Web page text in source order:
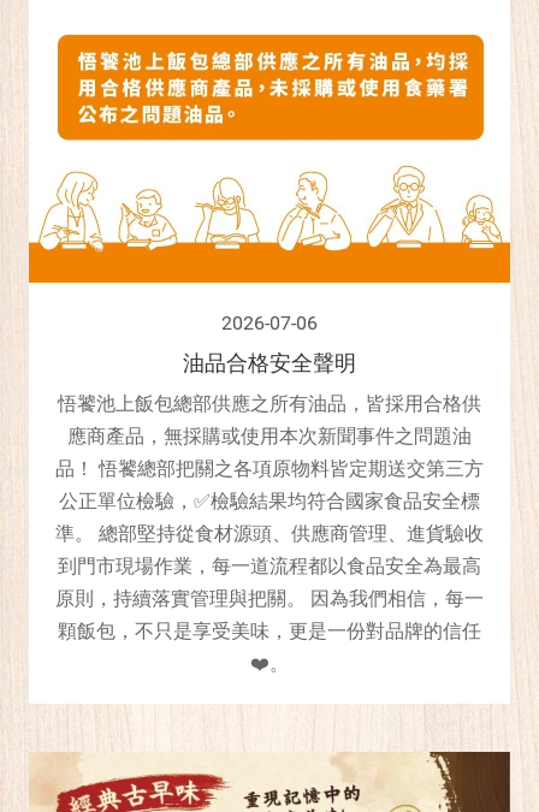
2026-07-06
油品合格安全聲明
悟饕池上飯包總部供應之所有油品，皆採用合格供
應商產品，無採購或使用本次新聞事件之問題油
品！ 悟饕總部把關之各項原物料皆定期送交第三方
公正單位檢驗，✅檢驗結果均符合國家食品安全標
準。 總部堅持從食材源頭、供應商管理、進貨驗收
到門市現場作業，每一道流程都以食品安全為最高
原則，持續落實管理與把關。 因為我們相信，每一
顆飯包，不只是享受美味，更是一份對品牌的信任
❤️。